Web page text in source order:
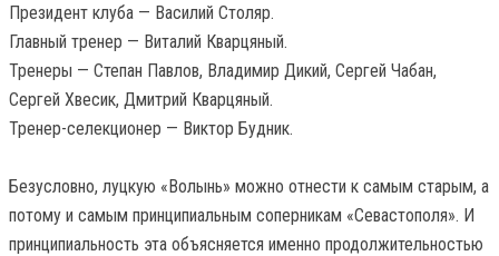
Президент клуба — Василий Столяр.
Главный тренер — Виталий Кварцяный.
Тренеры — Степан Павлов, Владимир Дикий, Сергей Чабан,
Сергей Хвесик, Дмитрий Кварцяный.
Тренер-селекционер — Виктор Будник.
Безусловно, луцкую «Волынь» можно отнести к самым старым, а
потому и самым принципиальным соперникам «Севастополя». И
принципиальность эта объясняется именно продолжительностью